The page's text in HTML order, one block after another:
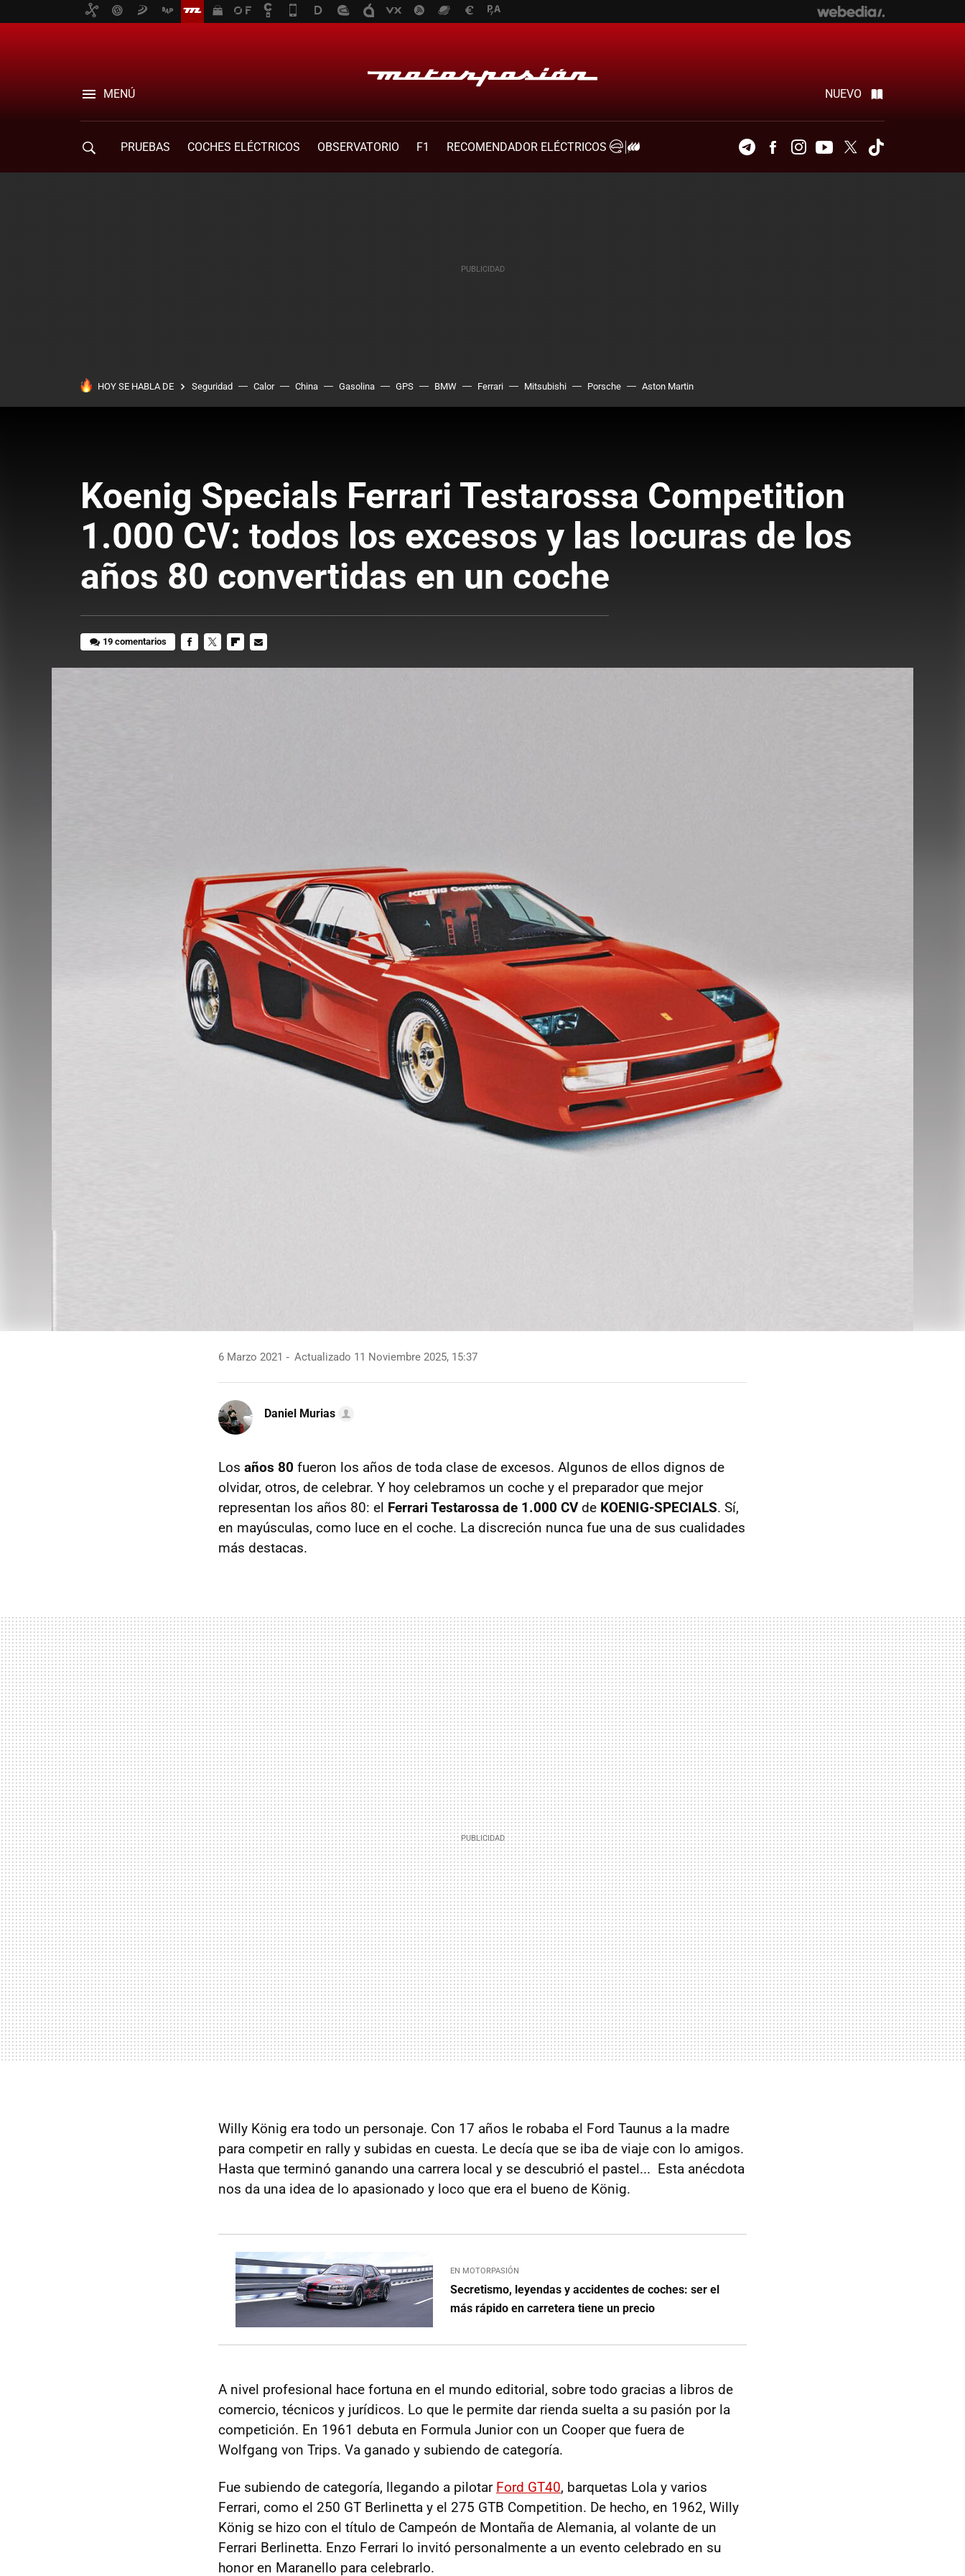
MENÚ NUEVO
PRUEBAS COCHES ELÉCTRICOS OBSERVATORIO F1
RECOMENDADOR ELÉCTRICOS
TelegramFacebookInstagramYoutubeTwitter
HOY SE HABLA DE Seguridad Calor China Gasolina GPS BMW Ferrari Mitsubishi Porsche Aston Martin
Koenig Specials Ferrari Testarossa Competition
1.000 CV: todos los excesos y las locuras de los
años 80 convertidas en un coche
19 comentarios
6 Marzo 2021 Actualizado 11 Noviembre 2025, 15:37
Daniel Murias
Los años 80 fueron los años de toda clase de excesos. Algunos de ellos dignos de
olvidar, otros, de celebrar. Y hoy celebramos un coche y el preparador que mejor
representan los años 80: el Ferrari Testarossa de 1.000 CVde KOENIG-SPECIALS. Sí,
en mayúsculas, como luce en el coche. La discreción nunca fue una de sus cualidades
más destacas.
Willy König era todo un personaje. Con 17 años le robaba el Ford Taunus a la madre
para competir en rally y subidas en cuesta. Le decía que se iba de viaje con lo amigos.
Hasta que terminó ganando una carrera local y se descubrió el pastel... Esta anécdota
nos da una idea de lo apasionado y loco que era el bueno de König.
EN MOTORPASIÓN
Secretismo, leyendas y accidentes de coches: ser el
más rápido en carretera tiene un precio
A nivel profesional hace fortuna en el mundo editorial, sobre todo gracias a libros de
comercio, técnicos y jurídicos. Lo que le permite dar rienda suelta a su pasión por la
competición. En 1961 debuta en Formula Junior con un Cooper que fuera de
Wolfgang von Trips. Va ganado y subiendo de categoría.
Fue subiendo de categoría, llegando a pilotar Ford GT40, barquetas Lola y varios
Ferrari, como el 250 GT Berlinetta y el 275 GTB Competition. De hecho, en 1962, Willy
König se hizo con el título de Campeón de Montaña de Alemania, al volante de un
Ferrari Berlinetta. Enzo Ferrari lo invitó personalmente a un evento celebrado en su
honor en Maranello para celebrarlo.